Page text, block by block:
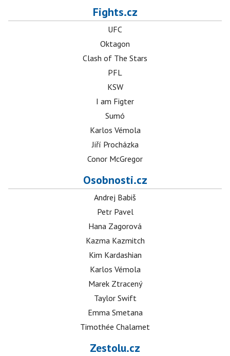
Fights.cz
UFC
Oktagon
Clash of The Stars
PFL
KSW
I am Figter
Sumó
Karlos Vémola
Jiří Procházka
Conor McGregor
Osobnosti.cz
Andrej Babiš
Petr Pavel
Hana Zagorová
Kazma Kazmitch
Kim Kardashian
Karlos Vémola
Marek Ztracený
Taylor Swift
Emma Smetana
Timothée Chalamet
Zestolu.cz